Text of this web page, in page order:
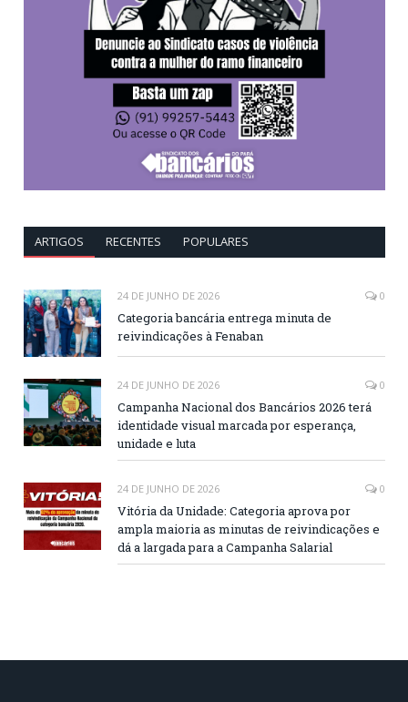
ARTIGOS RECENTES POPULARES
24 DE JUNHO DE 2026 0
Categoria bancária entrega minuta de
reivindicações à Fenaban
24 DE JUNHO DE 2026 0
Campanha Nacional dos Bancários 2026 terá
identidade visual marcada por esperança,
unidade e luta
24 DE JUNHO DE 2026 0
Vitória da Unidade: Categoria aprova por
ampla maioria as minutas de reivindicações e
dá a largada para a Campanha Salarial